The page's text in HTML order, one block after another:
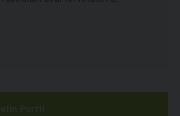
Portti